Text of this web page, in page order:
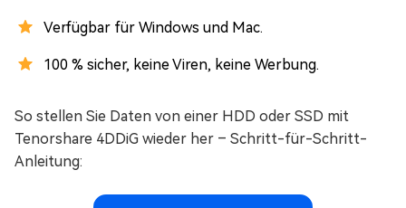
Verfügbar für Windows und Mac.
100 % sicher, keine Viren, keine Werbung.
So stellen Sie Daten von einer HDD oder SSD mit
Tenorshare 4DDiG wieder her – Schritt-für-Schritt-
Anleitung: